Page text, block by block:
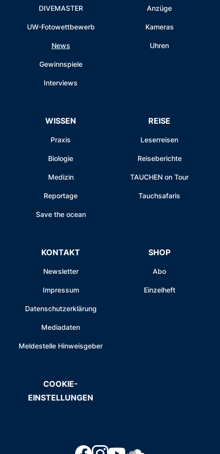
DIVEMASTER
UW-Fotowettbewerb
News
Gewinnspiele
Interviews
Anzüge
Kameras
Uhren
WISSEN
Praxis
Biologie
Medizin
Reportage
Save the ocean
REISE
Leserreisen
Reiseberichte
TAUCHEN on Tour
Tauchsafaris
KONTAKT
Newsletter
Impressum
Datenschutzerklärung
Mediadaten
Meldestelle Hinweisgeber
SHOP
Abo
Einzelheft
COOKIE-
EINSTELLUNGEN